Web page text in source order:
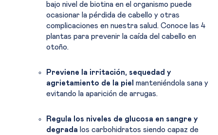
bajo nivel de biotina en el organismo puede
ocasionar la pérdida de cabello y otras
complicaciones en nuestra salud. Conoce las 4
plantas para prevenir la caída del cabello en
otoño.
Previene la irritación, sequedad y
agrietamiento de la piel manteniéndola sana y
evitando la aparición de arrugas.
Regula los niveles de glucosa en sangre y
degrada los carbohidratos siendo capaz de